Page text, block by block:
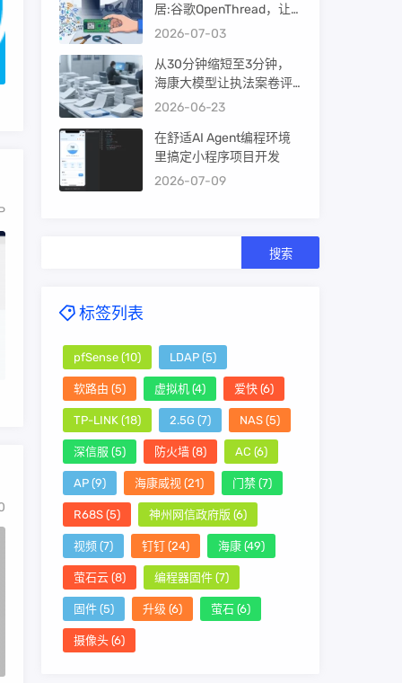
居:谷歌OpenThread，让
ESP32-C6 直接组 Thread
2026-07-03
从30分钟缩短至3分钟，
海康大模型让执法案卷评
查提效10倍！
2026-06-23
在舒适AI Agent编程环境
里搞定小程序项目开发
2026-07-09
标签列表
pfSense (10) LDAP (5)
软路由 (5) 虚拟机 (4) 爱快 (6)
TP-LINK (18) 2.5G (7) NAS (5)
深信服 (5) 防火墙 (8) AC (6)
AP (9) 海康威视 (21) 门禁 (7)
R68S (5) 神州网信政府版 (6)
视频 (7) 钉钉 (24) 海康 (49)
萤石云 (8) 编程器固件 (7)
固件 (5) 升级 (6) 萤石 (6)
摄像头 (6)